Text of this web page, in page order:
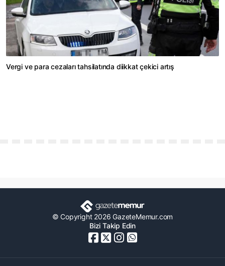
Vergi ve para cezaları tahsilatında diikkat çekici artış
© Copyright 2026 GazeteMemur.com
Bizi Takip Edin